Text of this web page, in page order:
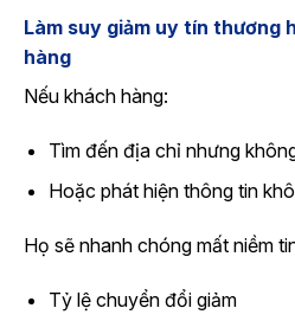
Làm suy giảm uy tín thương
hàng
Nếu khách hàng:
Tìm đến địa chỉ nhưng
Hoặc phát hiện thông tin
Họ sẽ nhanh chóng mất niềm
Tỷ lệ chuyển đổi giảm